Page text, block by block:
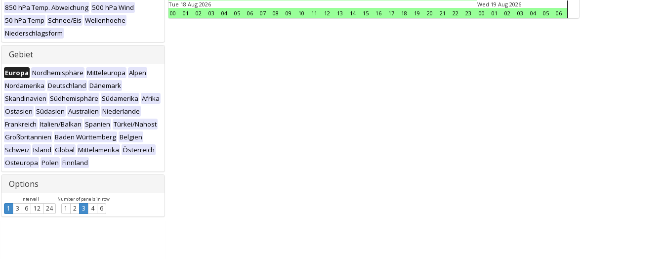
850 hPa Temp. Abweichung 500 hPa Wind
50 hPa Temp Schnee/Eis Wellenhoehe
Niederschlagsform
Gebiet
Europa Nordhemisphäre Mitteleuropa Alpen
Nordamerika Deutschland Dänemark
Skandinavien Südhemisphäre Südamerika Afrika
Ostasien Südasien Australien Niederlande
Frankreich Italien/Balkan Spanien Türkei/Nahost
Großbritannien Baden Württemberg Belgien
Schweiz Island Global Mittelamerika Österreich
Osteuropa Polen Finnland
Options
Intervall
1 3 6 12 24
Number of panels in row
1 2 3 4 6
Tue 18 Aug 2026
00
01 02 03 04 05 06 07 08 09 10 11 12 13 14 15 16 17 18 19 20 21 22 23
Wed 19 Aug 2026
00
01 02 03 04 05 06